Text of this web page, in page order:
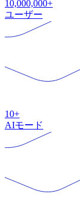
10,000,000+
ユーザー
10+
AIモード